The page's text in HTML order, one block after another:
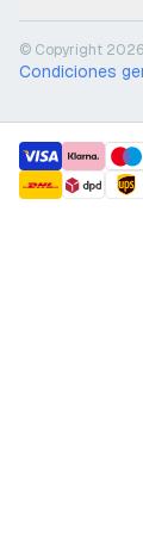
© Copyright
Condiciones
payment
shipment